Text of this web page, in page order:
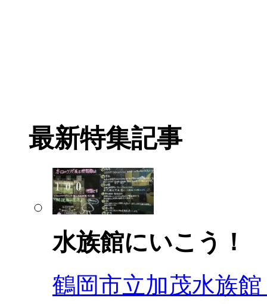
最新特集記事
水族館にいこう！
鶴岡市立加茂水族